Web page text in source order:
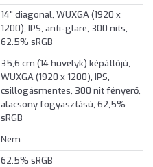
14" diagonal, WUXGA (1920 x
1200), IPS, anti-glare, 300 nits,
62.5% sRGB
35,6 cm (14 hüvelyk) képátlójú,
WUXGA (1920 x 1200), IPS,
csillogásmentes, 300 nit fényerő,
alacsony fogyasztású, 62,5%
sRGB
Nem
62.5% sRGB